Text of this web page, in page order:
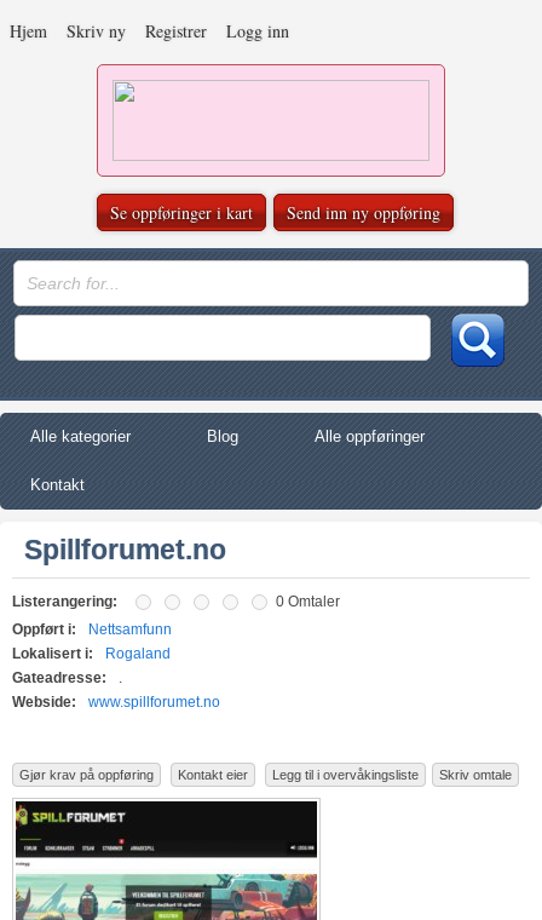
Hjem Skriv ny Registrer Logg inn
Se oppføringer i kart Send inn ny oppføring
Alle kategorier Blog Alle oppføringer
Kontakt
Spillforumet.no
Listerangering:
0 Omtaler
Oppført i:
Nettsamfunn
Lokalisert i:
Rogaland
Gateadresse:
.
Webside:
www.spillforumet.no
Gjør krav på oppføring Kontakt eier Legg til i overvåkingsliste Skriv omtale